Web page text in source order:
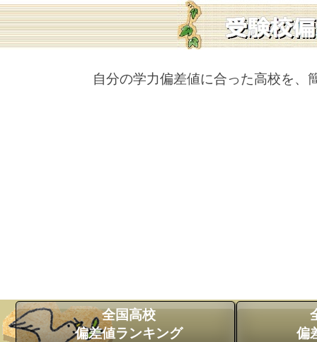
自分の学力偏差値に合った高校を、
全国高校
偏差値ランキング
偏